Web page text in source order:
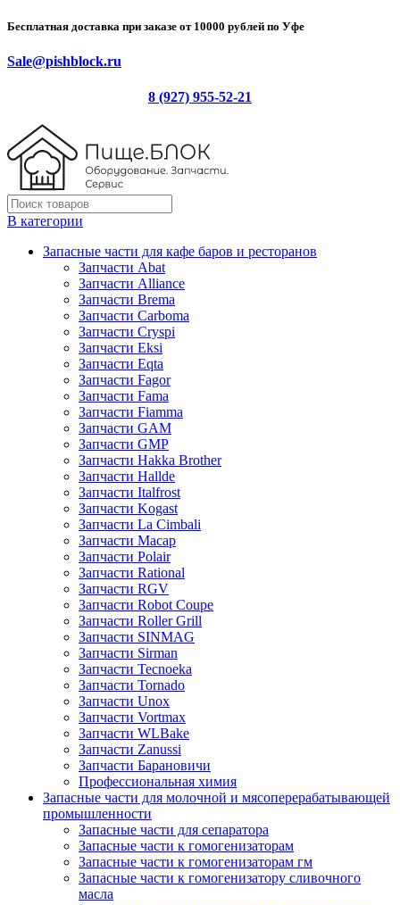
Бесплатная доставка при заказе от 10000 рублей по Уфе
Sale@pishblock.ru
8 (927) 955-52-21
В категории
Запасные части для кафе баров и ресторанов
Запчасти Abat
Запчасти Alliance
Запчасти Brema
Запчасти Carboma
Запчасти Cryspi
Запчасти Eksi
Запчасти Eqta
Запчасти Fagor
Запчасти Fama
Запчасти Fiamma
Запчасти GAM
Запчасти GMP
Запчасти Hakka Brother
Запчасти Hallde
Запчасти Italfrost
Запчасти Kogast
Запчасти La Cimbali
Запчасти Macap
Запчасти Polair
Запчасти Rational
Запчасти RGV
Запчасти Robot Coupe
Запчасти Roller Grill
Запчасти SINMAG
Запчасти Sirman
Запчасти Tecnoeka
Запчасти Tornado
Запчасти Unox
Запчасти Vortmax
Запчасти WLBake
Запчасти Zanussi
Запчасти Барановичи
Профессиональная химия
Запасные части для молочной и мясоперерабатывающей
промышленности
Запасные части для сепаратора
Запасные части к гомогенизаторам
Запасные части к гомогенизаторам гм
Запасные части к гомогенизатору сливочного
масла